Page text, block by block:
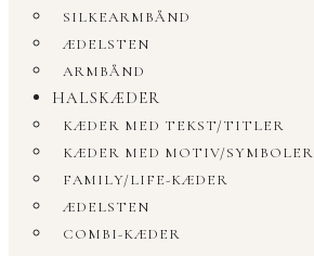
SILKEARMBÅND
ÆDELSTEN
ARMBÅND
HALSKÆDER
KÆDER MED TEKST/TITLER
KÆDER MED MOTIV/SYMBOLER
FAMILY/LIFE-KÆDER
ÆDELSTEN
COMBI-KÆDER